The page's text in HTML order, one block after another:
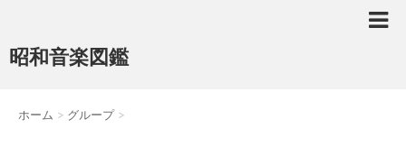
昭和音楽図鑑
ホーム > グループ >